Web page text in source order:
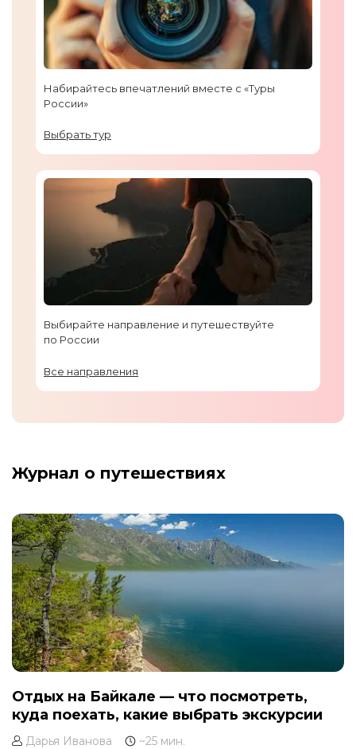
Набирайтесь впечатлений вместе с «Туры
России»
Выбрать тур
Выбирайте направление и путешествуйте
по России
Все направления
Журнал о путешествиях
Отдых на Байкале — что посмотреть,
куда поехать, какие выбрать экскурсии
Дарья Иванова
~25 мин.